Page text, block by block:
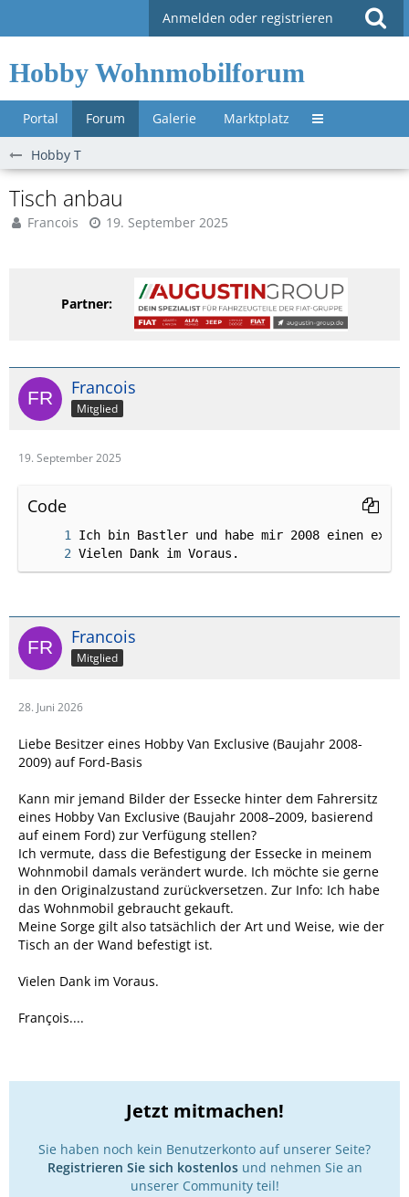
Anmelden oder registrieren
Hobby Wohnmobilforum
Portal Forum Galerie Marktplatz Untermenü »
Hobby T
Tisch anbau
Francois 19. September 2025
Partner:
Francois
Mitglied
19. September 2025
Code
Vielen Dank im Voraus.
Francois
Mitglied
28. Juni 2026
Liebe Besitzer eines Hobby Van Exclusive (Baujahr 2008-
2009) auf Ford-Basis
Kann mir jemand Bilder der Essecke hinter dem Fahrersitz
eines Hobby Van Exclusive (Baujahr 2008–2009, basierend
auf einem Ford) zur Verfügung stellen?
Ich vermute, dass die Befestigung der Essecke in meinem
Wohnmobil damals verändert wurde. Ich möchte sie gerne
in den Originalzustand zurückversetzen. Zur Info: Ich habe
das Wohnmobil gebraucht gekauft.
Meine Sorge gilt also tatsächlich der Art und Weise, wie der
Tisch an der Wand befestigt ist.
Vielen Dank im Voraus.
François....
Jetzt mitmachen!
Sie haben noch kein Benutzerkonto auf unserer Seite?
Registrieren Sie sich kostenlosund nehmen Sie an
unserer Community teil!